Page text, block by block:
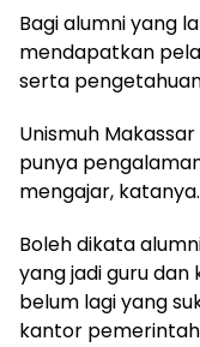
Bagi alumni yang
mendapatkan
serta
Unismuh
punya
mengajar, katanya.
Boleh dikata
yang jadi guru dan
belum lagi yang
kantor